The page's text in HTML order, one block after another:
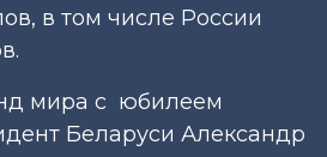
в том числе России
мира с юбилеем
Беларуси Александр